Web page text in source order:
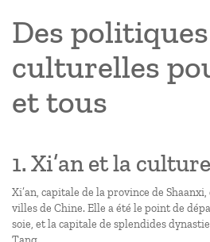
Des politiques
culturelles
et tous
1. Xi’an et la culture
Xi’an, capitale de la province de
villes de Chine. Elle a été le point de
soie, et la capitale de splendides